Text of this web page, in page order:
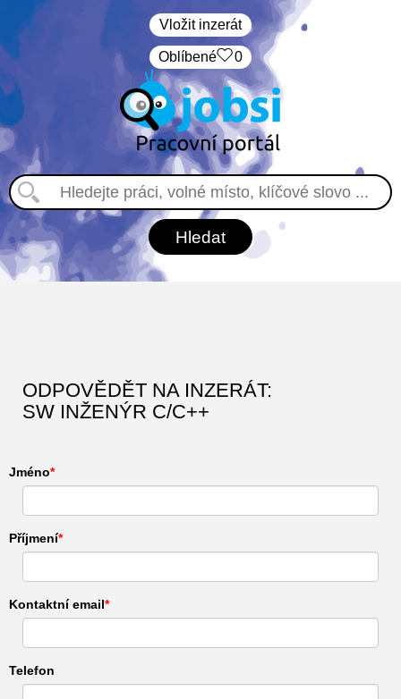
Vložit inzerát
Oblíbené 0
ODPOVĚDĚT NA INZERÁT:
SW INŽENÝR C/C++
Jméno
Příjmení
Kontaktní email
Telefon